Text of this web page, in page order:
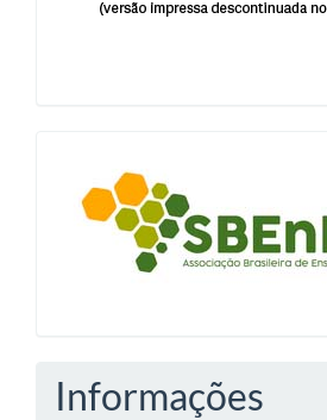
blocologosbenbio
Informações